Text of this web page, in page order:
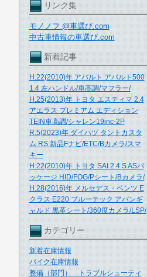
リンク集
モノノフ @車選び.com
中古車情報の車選び.com
新着記事
H.22(2010)年 アバルト アバルト500
1.4 左ハンドル/車高調/マフラー/
H.25(2013)年 トヨタ エスティマ 2.4
アエラス プレミアム エディション
TEIN車高調/シャレン19inc-2P
R.5(2023)年 ダイハツ タントカスタ
ム RS 新品Fナビ/ETC/Bカメラ/スマ
キー
H.22(2010)年 トヨタ SAI 2.4 S ASパ
ッケージ HID/FOG/Pシート/Bカメラ/
H.28(2016)年 メルセデス・ベンツ E
クラス E220 ブルーテック アバンギ
ャルド 黒革シート/360度カメラ/LSP/
カテゴリー
新着在庫情報
バイク在庫情報
整備（部門） トラブルシューティ